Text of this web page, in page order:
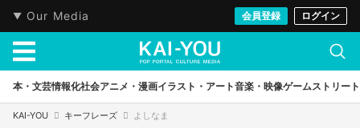
Our Media 会員登録 ログイン
本・文芸情報化社会アニメ・漫画イラスト・アート音楽・映像ゲームストリート
KAI-YOU キーフレーズ よしなま